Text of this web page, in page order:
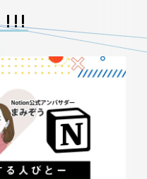
!!!